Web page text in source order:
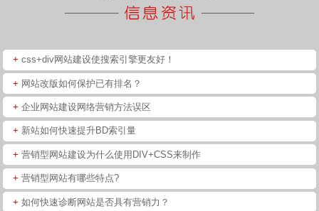
+ css+div网站建设使搜索引擎更友好！
+ 网站改版如何保护已有排名？
+ 企业网站建设网络营销方法误区
+ 新站如何快速提升BD索引量
+ 营销型网站建设为什么使用DIV+CSS来制作
+ 营销型网站有哪些特点?
+ 如何快速诊断网站是否具有营销力？